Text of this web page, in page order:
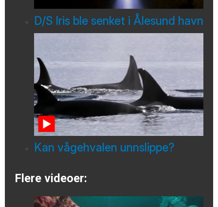
D/S Iris ble senket i Ålesund havn
Kan vågehvalen unnslippe?
Flere videoer: